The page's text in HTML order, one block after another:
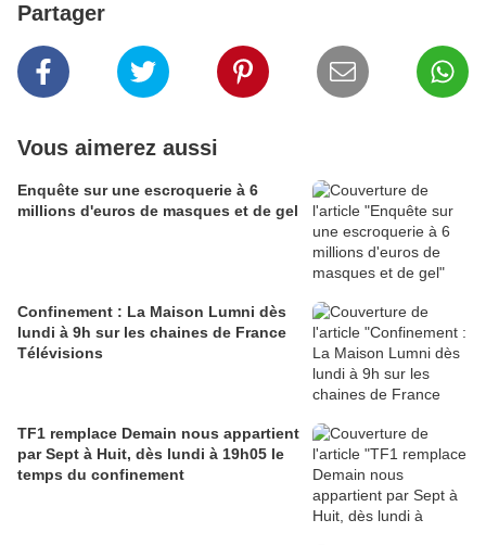
Partager
Vous aimerez aussi
Enquête sur une escroquerie à 6
millions d'euros de masques et de gel
Confinement : La Maison Lumni dès
lundi à 9h sur les chaines de France
Télévisions
TF1 remplace Demain nous appartient
par Sept à Huit, dès lundi à 19h05 le
temps du confinement